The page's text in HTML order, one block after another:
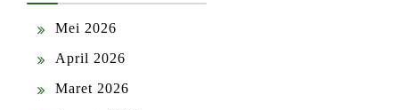
Mei 2026
April 2026
Maret 2026